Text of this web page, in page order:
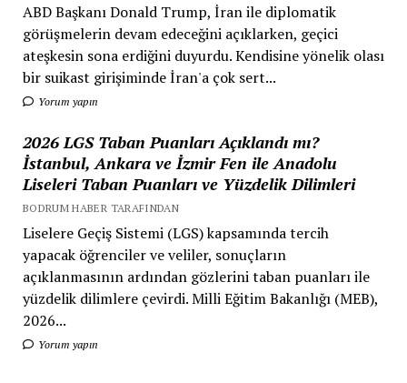
ABD Başkanı Donald Trump, İran ile diplomatik
görüşmelerin devam edeceğini açıklarken, geçici
ateşkesin sona erdiğini duyurdu. Kendisine yönelik olası
bir suikast girişiminde İran'a çok sert...
Yorum yapın
2026 LGS Taban Puanları Açıklandı mı?
İstanbul, Ankara ve İzmir Fen ile Anadolu
Liseleri Taban Puanları ve Yüzdelik Dilimleri
BODRUM HABER TARAFINDAN
Liselere Geçiş Sistemi (LGS) kapsamında tercih
yapacak öğrenciler ve veliler, sonuçların
açıklanmasının ardından gözlerini taban puanları ile
yüzdelik dilimlere çevirdi. Milli Eğitim Bakanlığı (MEB),
2026...
Yorum yapın